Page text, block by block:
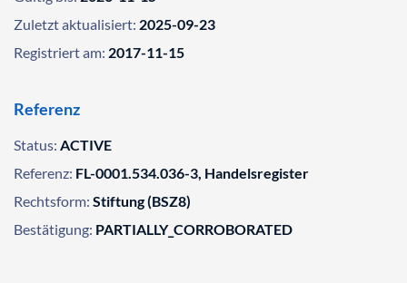
Zuletzt aktualisiert: 2025-09-23
Registriert am: 2017-11-15
Referenz
Status: ACTIVE
Referenz: FL-0001.534.036-3, Handelsregister
Rechtsform: Stiftung (BSZ8)
Bestätigung: PARTIALLY_CORROBORATED